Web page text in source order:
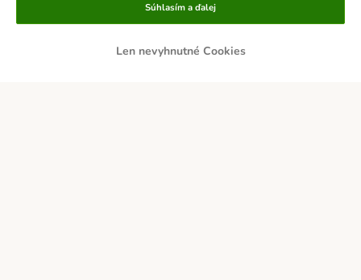
Len nevyhnutné Cookies
Súhlasím a ďalej